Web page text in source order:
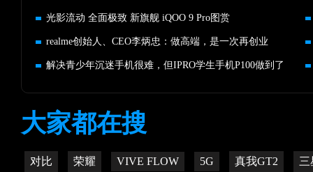
光影流动 全面极致 新旗舰 iQOO 9 Pro图赏
realme创始人、CEO李炳忠：做高端，是一次再创业
解决青少年沉迷手机很难，但IPRO学生手机P100做到了
大家都在搜
对比 荣耀 VIVE FLOW 5G 真我GT2 三